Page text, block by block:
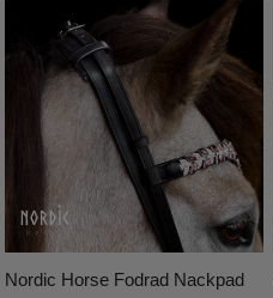
Nordic Horse Fodrad Nackpad